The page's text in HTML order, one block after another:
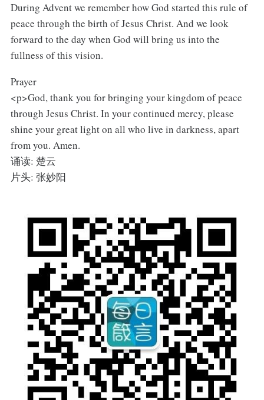
During Advent we remember how God started this rule of
peace through the birth of Jesus Christ. And we look
forward to the day when God will bring us into the
fullness of this vision.
Prayer
<p>God, thank you for bringing your kingdom of peace
through Jesus Christ. In your continued mercy, please
shine your great light on all who live in darkness, apart
from you. Amen.
诵读: 楚云
片头: 张妙阳